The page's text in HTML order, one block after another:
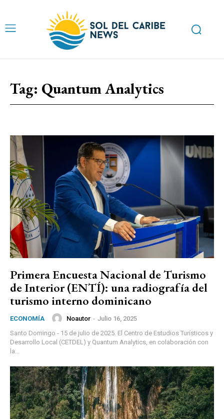
Tag: Quantum Analytics
Primera Encuesta Nacional de Turismo
de Interior (ENTÍ): una radiografía del
turismo interno dominicano
ECONOMÍA Noautor - Julio 16, 2025
Santo Domingo - 15 de julio de 2025. El Centro de Estudios Turísticos y
Desarrollo Local (CETDEL) y Quantum Analytics, en colaboración con
la...